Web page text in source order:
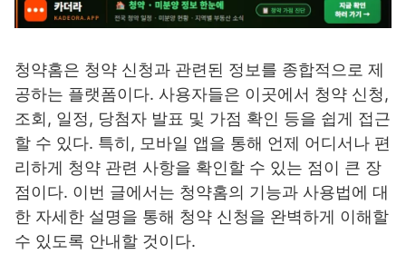
청약홈은 청약 신청과 관련된 정보를 종합적으로 제
공하는 플랫폼이다. 사용자들은 이곳에서 청약 신청,
조회, 일정, 당첨자 발표 및 가점 확인 등을 쉽게 접근
할 수 있다. 특히, 모바일 앱을 통해 언제 어디서나 편
리하게 청약 관련 사항을 확인할 수 있는 점이 큰 장
점이다. 이번 글에서는 청약홈의 기능과 사용법에 대
한 자세한 설명을 통해 청약 신청을 완벽하게 이해할
수 있도록 안내할 것이다.